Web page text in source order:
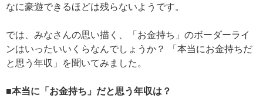
なに豪遊できるほどは残らないようです。
では、みなさんの思い描く、「お金持ち」のボーダーライ
ンはいったいいくらなんでしょうか？ 「本当にお金持ちだ
と思う年収」を聞いてみました。
■本当に「お金持ち」だと思う年収は？